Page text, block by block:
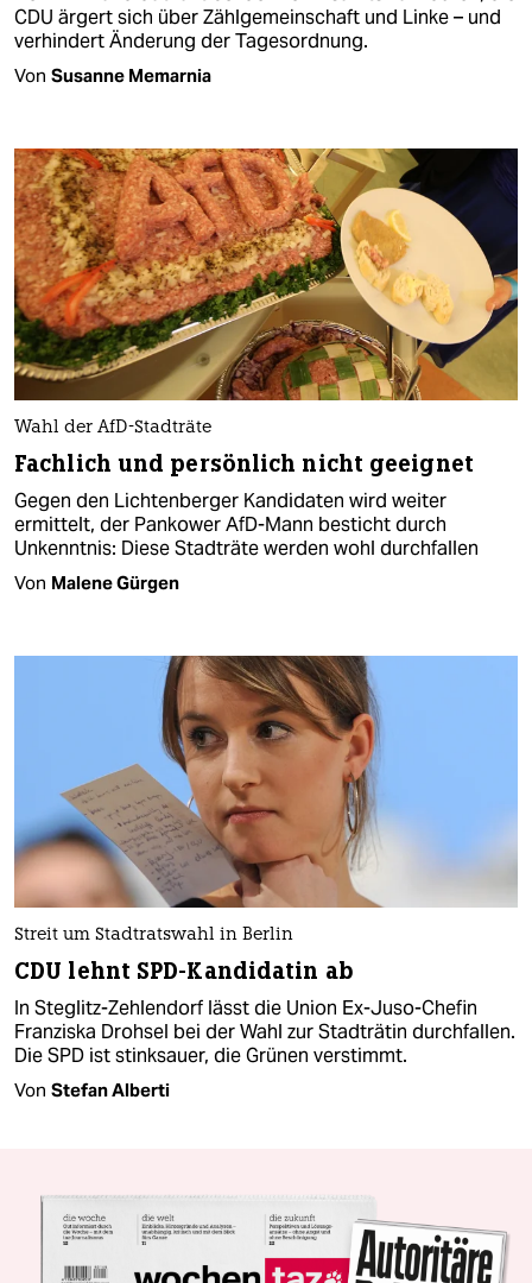
CDU ärgert sich über Zählgemeinschaft und Linke – und
verhindert Änderung der Tagesordnung.
Von Susanne Memarnia
Wahl der AfD-Stadträte
Fachlich und persönlich nicht geeignet
Gegen den Lichtenberger Kandidaten wird weiter
ermittelt, der Pankower AfD-Mann besticht durch
Unkenntnis: Diese Stadträte werden wohl durchfallen
Von Malene Gürgen
Streit um Stadtratswahl in Berlin
CDU lehnt SPD-Kandidatin ab
In Steglitz-Zehlendorf lässt die Union Ex-Juso-Chefin
Franziska Drohsel bei der Wahl zur Stadträtin durchfallen.
Die SPD ist stinksauer, die Grünen verstimmt.
Von Stefan Alberti